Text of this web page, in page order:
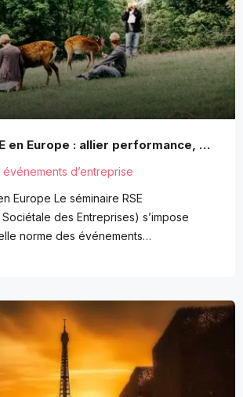
Séminaire RSE en Europe : allier performance, durabilité et cohésion d’équipe
événements d’entreprise
Europe Le séminaire RSE
des Entreprises) s’impose
norme des événements…